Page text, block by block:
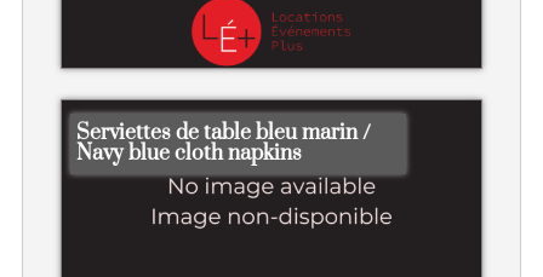
Serviettes de table bleu marin /
Navy blue cloth napkins